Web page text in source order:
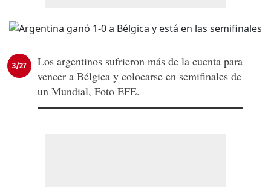
3/27
Los argentinos sufrieron más de la cuenta para
vencer a Bélgica y colocarse en semifinales de
un Mundial, Foto EFE.